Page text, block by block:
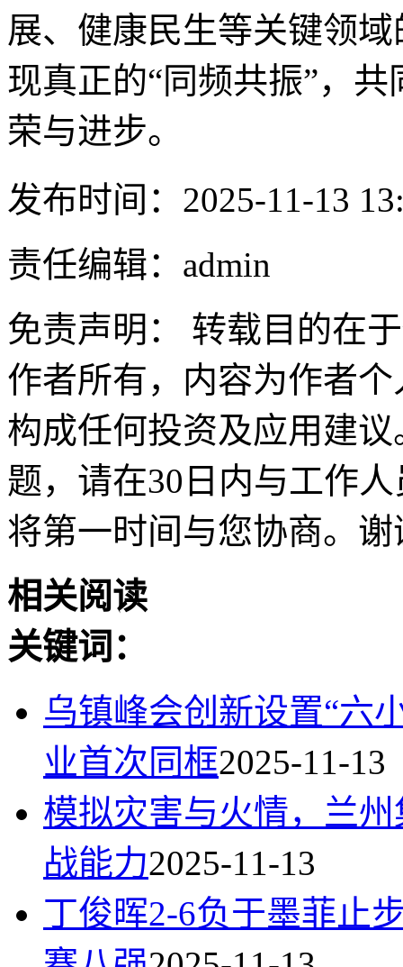
展、健康民生等关键领
现真正的“同频共振”，
荣与进步。
发布时间：2025-11-13
责任编辑：admin
免责声明： 转载目的在
作者所有，内容为作者
构成任何投资及应用建
题，请在30日内与工作
将第一时间与您协商。
相关阅读
关键词：
乌镇峰会创新设置“六
业首次同框2025-11-13
模拟灾害与火情，兰
战能力2025-11-13
丁俊晖2-6负于墨菲止